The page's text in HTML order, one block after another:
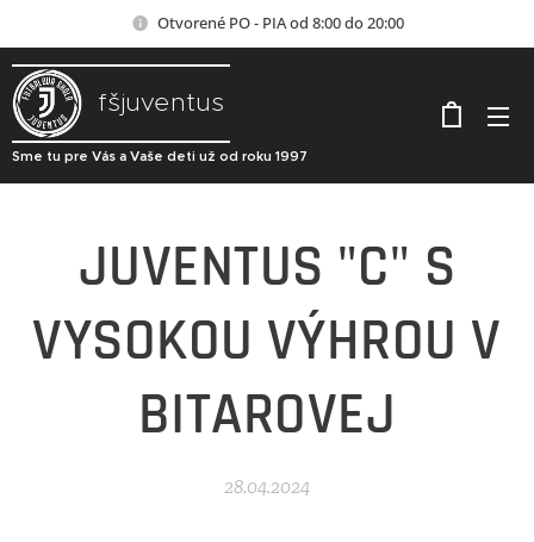
Otvorené PO - PIA od 8:00 do 20:00
fšjuventus
Sme tu pre Vás a Vaše deti už od roku 1997
JUVENTUS "C" S
VYSOKOU VÝHROU V
BITAROVEJ
28.04.2024